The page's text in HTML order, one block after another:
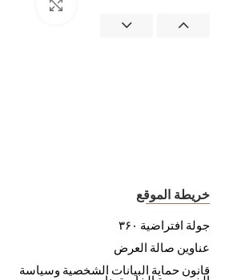
خريطة الموقع
جولة افتراضية ۳۶۰
عناوين صالة العرض
قانون حماية البيانات الشخصية وسياسة